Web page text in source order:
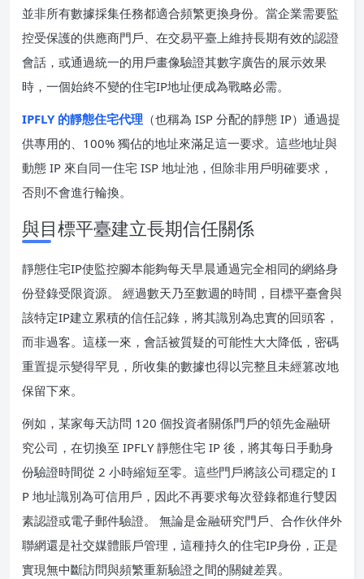
並非所有數據採集任務都適合頻繁更換身份。當企業需要監
控受保護的供應商門戶、在交易平臺上維持長期有效的認證
會話，或通過統一的用戶畫像驗證其數字廣告的展示效果
時，一個始終不變的住宅IP地址便成為戰略必需。
IPFLY 的靜態住宅代理 （也稱為 ISP 分配的靜態 IP）通過提
供專用的、100% 獨佔的地址來滿足這一要求。這些地址與
動態 IP 來自同一住宅 ISP 地址池，但除非用戶明確要求，
否則不會進行輪換。
與目標平臺建立長期信任關係
靜態住宅IP使監控腳本能夠每天早晨通過完全相同的網絡身
份登錄受限資源。 經過數天乃至數週的時間，目標平臺會與
該特定IP建立累積的信任記錄，將其識別為忠實的回頭客，
而非過客。這樣一來，會話被質疑的可能性大大降低，密碼
重置提示變得罕見，所收集的數據也得以完整且未經篡改地
保留下來。
例如，某家每天訪問 120 個投資者關係門戶的領先金融研
究公司，在切換至 IPFLY 靜態住宅 IP 後，將其每日手動身
份驗證時間從 2 小時縮短至零。這些門戶將該公司穩定的 I
P 地址識別為可信用戶，因此不再要求每次登錄都進行雙因
素認證或電子郵件驗證。 無論是金融研究門戶、合作伙伴外
聯網還是社交媒體賬戶管理，這種持久的住宅IP身份，正是
實現無中斷訪問與頻繁重新驗證之間的關鍵差異。